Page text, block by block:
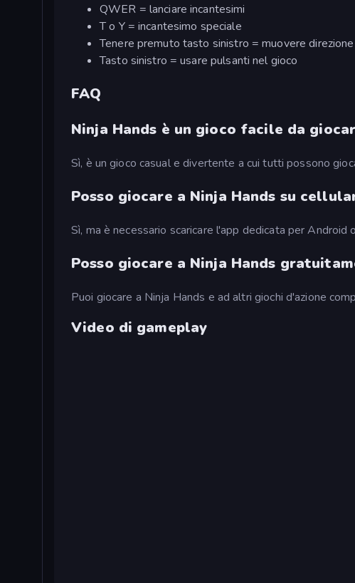
QWER = lanciare incantesimi
T o Y = incantesimo speciale
Tenere premuto tasto sinistro = muovere direzione
Tasto sinistro = usare pulsanti nel gioco
FAQ
Ninja Hands è un gioco facile da
Sì, è un gioco casual e divertente a cui tutti possono
Posso giocare a Ninja Hands su
Sì, ma è necessario scaricare l'app dedicata per Android
Posso giocare a Ninja Hands
Puoi giocare a Ninja Hands e ad altri giochi d'azione
Video di gameplay